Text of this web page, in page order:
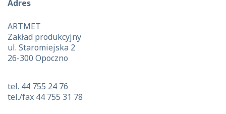
Adres
ARTMET
Zakład produkcyjny
ul. Staromiejska 2
26-300 Opoczno
tel. 44 755 24 76
tel./fax 44 755 31 78